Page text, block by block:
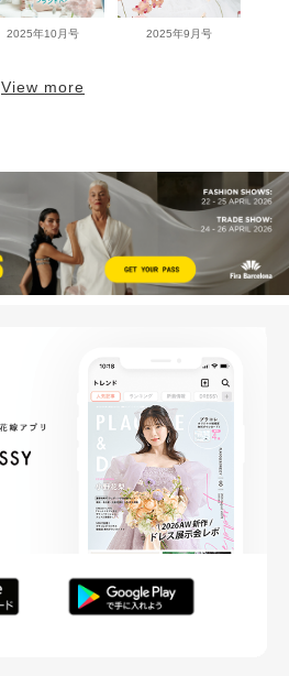
2025年10月号 2025年9月号
View more